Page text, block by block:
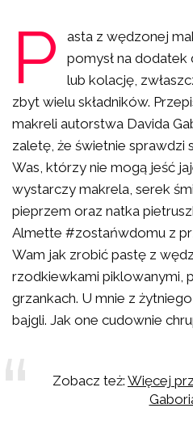
P
asta z wędzonej
pomysł na dodatek
lub kolację,
zbyt wielu składników.
makreli autorstwa Davida
zaletę, że świetnie sprawdzi
Was, którzy nie mogą jeść
wystarczy makrela, serek
pieprzem oraz natka
Almette #zostańwdomu z
Wam jak zrobić pastę z
rzodkiewkami piklowanymi,
grzankach. U mnie z
bajgli. Jak one cudownie
Zobacz też: Więcej